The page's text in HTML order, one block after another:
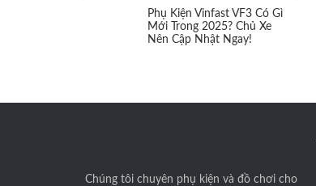
Gói combo (6)
Phụ Kiện Vinfast VF3 Có Gì
Mới Trong 2025? Chủ Xe
Nên Cập Nhật Ngay!
Chúng tôi chuyên phụ kiện và đồ chơi cho